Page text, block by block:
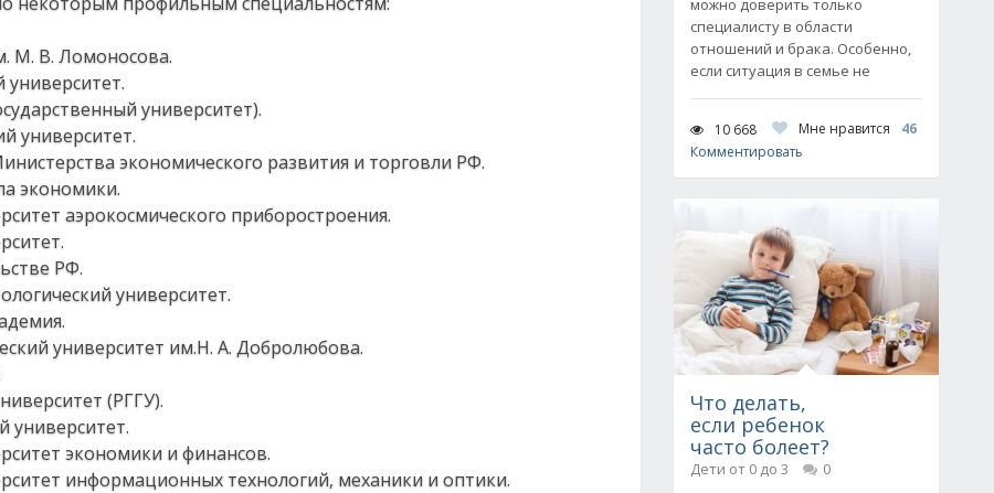
М. В. Ломоносова.
университет.
университет).
университет.
экономического развития и торговли РФ.
экономики.
аэрокосмического приборостроения.
РФ.
университет.
университет им.Н. А. Добролюбова.
(РГГУ).
университет.
экономики и финансов.
информационных технологий, механики и оптики.
можно доверить только
специалисту в области
отношений и брака. Особенно,
если ситуация в семье не
10 668 Мне нравится
46
Комментировать
Что делать,
если ребенок
часто болеет?
Дети от 0 до 3
0